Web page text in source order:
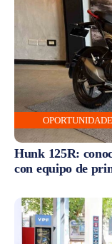
Hunk 125R:
con equipo de